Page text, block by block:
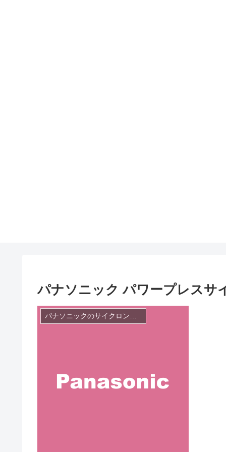
パナソニック パワープレスサ
パナソニックのサイクロン掃除機